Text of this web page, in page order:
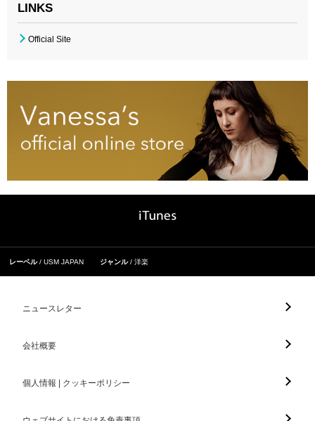
LINKS
Official Site
レーベル USM JAPAN ジャンル 洋楽
ニュースレター
会社概要
個人情報 | クッキーポリシー